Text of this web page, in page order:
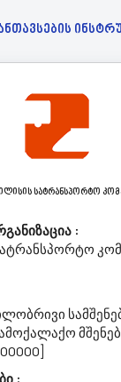
Ბაზრის Კვლევას
გენერატორები
კვლევას
code: 31100000).
სატრანსპორტო
: